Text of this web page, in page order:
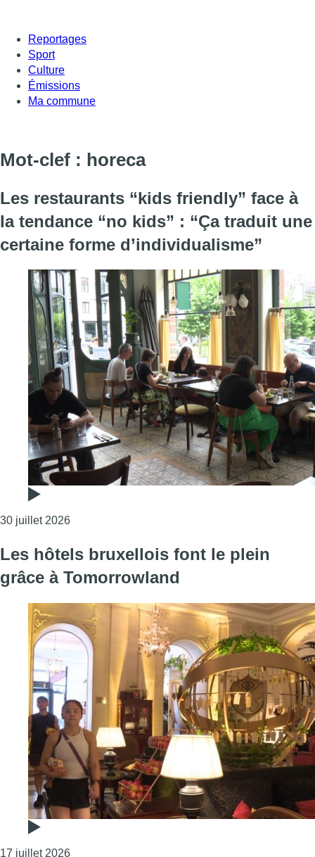
Reportages
Sport
Culture
Émissions
Ma commune
Mot-clef : horeca
Les restaurants “kids friendly” face à
la tendance “no kids” : “Ça traduit une
certaine forme d’individualisme”
30 juillet 2026Consulter l'article "Les restaurants “kids friendly”
Les hôtels bruxellois font le plein
grâce à Tomorrowland
17 juillet 2026Consulter l'article "Les hôtels bruxellois font le